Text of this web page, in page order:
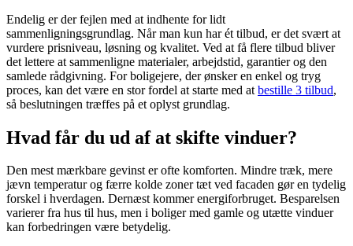
Endelig er der fejlen med at indhente for lidt
sammenligningsgrundlag. Når man kun har ét tilbud, er det svært at
vurdere prisniveau, løsning og kvalitet. Ved at få flere tilbud bliver
det lettere at sammenligne materialer, arbejdstid, garantier og den
samlede rådgivning. For boligejere, der ønsker en enkel og tryg
proces, kan det være en stor fordel at starte med at bestille 3 tilbud,
så beslutningen træffes på et oplyst grundlag.
Hvad får du ud af at skifte vinduer?
Den mest mærkbare gevinst er ofte komforten. Mindre træk, mere
jævn temperatur og færre kolde zoner tæt ved facaden gør en tydelig
forskel i hverdagen. Dernæst kommer energiforbruget. Besparelsen
varierer fra hus til hus, men i boliger med gamle og utætte vinduer
kan forbedringen være betydelig.